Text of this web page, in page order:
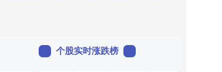
个股实时涨跌榜